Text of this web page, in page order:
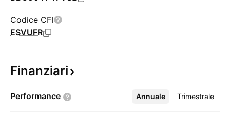
Codice CFI
ESVUFR
Finanziari
Performance Annuale Trimestrale
Altro